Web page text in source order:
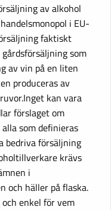
av alkohol
i EU-
faktiskt
som
av vin på en liten
produceras av
kan vara
förslaget om
som definieras
bedriva försäljning
krävs
i
och häller på flaska.
enkel för vem